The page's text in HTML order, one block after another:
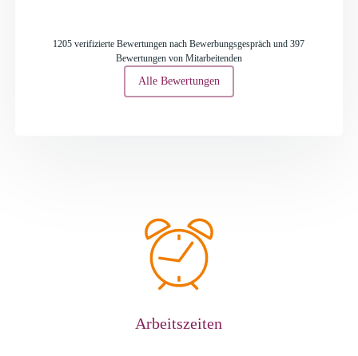
1205 verifizierte Bewertungen nach Bewerbungsgespräch und 397
Bewertungen von Mitarbeitenden
Alle Bewertungen
Arbeitszeiten